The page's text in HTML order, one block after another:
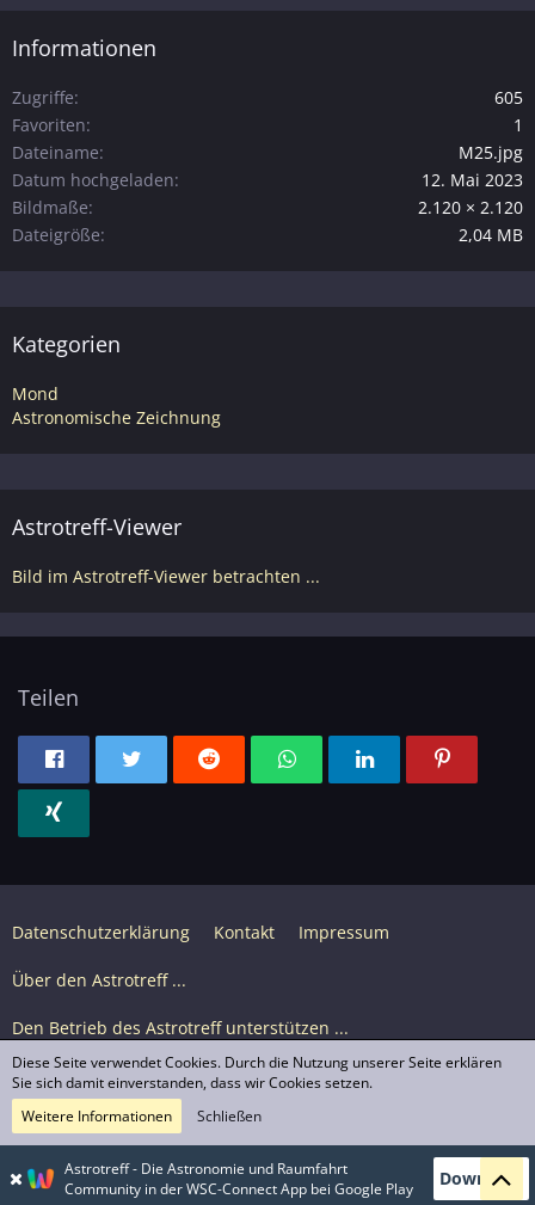
Informationen
Zugriffe
605
Favoriten
1
Dateiname
M25.jpg
Datum hochgeladen
12. Mai 2023
Bildmaße
2.120 × 2.120
Dateigröße
2,04 MB
Kategorien
Mond
Astronomische Zeichnung
Astrotreff-Viewer
Bild im Astrotreff-Viewer betrachten ...
Teilen
Datenschutzerklärung Kontakt Impressum
Über den Astrotreff ...
Den Betrieb des Astrotreff unterstützen ...
Nutzungsbedingungen
© Astrotreff 2001-2026, lizenziert unter CC BY-SA,
sofern für einzelne Inhalte nicht anders angegeben
Astrotreff - Die Astronomie und Raumfahrt
Community in der WSC-Connect App bei Google Play
Download
Diese Seite verwendet Cookies. Durch die Nutzung unserer Seite erklären
Sie sich damit einverstanden, dass wir Cookies setzen.
Weitere Informationen
Schließen